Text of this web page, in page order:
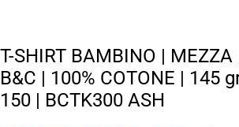
T-SHIRT BAMBINO |
B&C | 100% COTONE | 145
150 | BCTK300 ASH